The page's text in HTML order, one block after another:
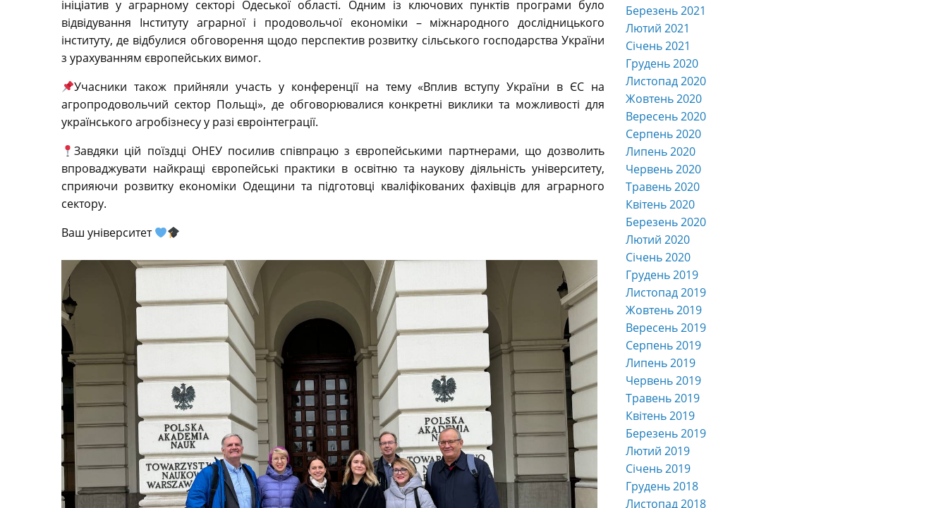
ініціатив у аграрному секторі Одеської області. Одним із ключових пунктів програми було
відвідування Інституту аграрної і продовольчої економіки – міжнародного дослідницького
інституту, де відбулися обговорення щодо перспектив розвитку сільського господарства України
з урахуванням європейських вимог.
Учасники також прийняли участь у конференції на тему «Вплив вступу України в ЄС на
агропродовольчий сектор Польщі», де обговорювалися конкретні виклики та можливості для
українського агробізнесу у разі євроінтеграції.
Завдяки цій поїздці ОНЕУ посилив співпрацю з європейськими партнерами, що дозволить
впроваджувати найкращі європейські практики в освітню та наукову діяльність університету,
сприяючи розвитку економіки Одещини та підготовці кваліфікованих фахівців для аграрного
сектору.
Ваш університет
Березень 2021
Лютий 2021
Січень 2021
Грудень 2020
Листопад 2020
Жовтень 2020
Вересень 2020
Серпень 2020
Липень 2020
Червень 2020
Травень 2020
Квітень 2020
Березень 2020
Лютий 2020
Січень 2020
Грудень 2019
Листопад 2019
Жовтень 2019
Вересень 2019
Серпень 2019
Липень 2019
Червень 2019
Травень 2019
Квітень 2019
Березень 2019
Лютий 2019
Січень 2019
Грудень 2018
Листопад 2018